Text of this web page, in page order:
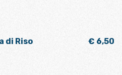
di Riso € 6,50